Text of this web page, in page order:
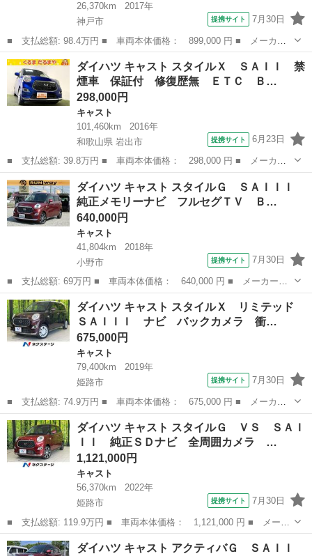
26,370km
2017年
神戸市
提携サイト 7月30日
■ 支払総額: 98.4万円 ■ 車両本体価格： 899,000 円 ■ メーカー
名： ダイハツ ■ 車種名： キャスト ■ グレード名： アクティ
バＸ ＳＡＩＩ ＥＴＣ バックカメラ ナビ 衝突被害軽減システ
ム オートラ...
兵庫 神戸市 キャスト
ダイハツ キャスト スタイルＸ ＳＡＩＩ 禁
煙車 保証付 修復歴無 ＥＴＣ Ｂ…
298,000円
キャスト
101,460km
2016年
和歌山県 岩出市
提携サイト 6月23日
■ 支払総額: 39.8万円 ■ 車両本体価格： 298,000 円 ■ メーカー
名： ダイハツ ■ 車種名： キャスト ■ グレード名： スタイル
Ｘ ＳＡＩＩ 禁煙車 保証付 修復歴無 ＥＴＣ Ｂカメラ ナビ
ＴＶ ＣＤ ...
和歌山 岩出市 キャスト
ダイハツ キャスト スタイルＧ ＳＡＩＩＩ
純正メモリーナビ フルセグＴＶ Ｂ…
640,000円
キャスト
41,804km
2018年
小野市
提携サイト 7月30日
■ 支払総額: 69万円 ■ 車両本体価格： 640,000 円 ■ メーカー
名： ダイハツ ■ 車種名： キャスト ■ グレード名： スタイル
Ｇ ＳＡＩＩＩ 純正メモリーナビ フルセグＴＶ Ｂｌｕｅｔｏｏ
ｔｈ バックカメ...
兵庫 小野市 キャスト
ダイハツ キャスト スタイルＸ リミテッド
ＳＡＩＩＩ ナビ バックカメラ 衝…
675,000円
キャスト
79,400km
2019年
姫路市
提携サイト 7月30日
■ 支払総額: 74.9万円 ■ 車両本体価格： 675,000 円 ■ メーカー
名： ダイハツ ■ 車種名： キャスト ■ グレード名： スタイル
Ｘ リミテッド ＳＡＩＩＩ ナビ バックカメラ 衝突被害軽減シ
ステム 禁煙...
兵庫 姫路市 キャスト
ダイハツ キャスト スタイルＧ ＶＳ ＳＡＩ
ＩＩ 純正ＳＤナビ 全周囲カメラ …
1,121,000円
キャスト
56,370km
2022年
姫路市
提携サイト 7月30日
■ 支払総額: 119.9万円 ■ 車両本体価格： 1,121,000 円 ■ メーカ
ー名： ダイハツ ■ 車種名： キャスト ■ グレード名： スタイ
ルＧ ＶＳ ＳＡＩＩＩ 純正ＳＤナビ 全周囲カメラ 衝突被害軽
兵庫 姫路市 キャスト
ダイハツ キャスト アクティバＧ ＳＡＩＩ